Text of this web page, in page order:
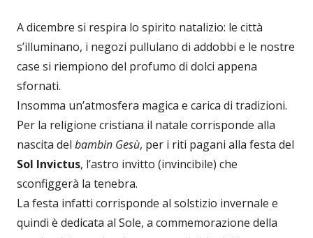
A dicembre si respira lo spirito natalizio: le città
s’illuminano, i negozi pullulano di addobbi e le nostre
case si riempiono del profumo di dolci appena
sfornati.
Insomma un’atmosfera magica e carica di tradizioni.
Per la religione cristiana il natale corrisponde alla
nascita del bambin Gesù, per i riti pagani alla festa del
Sol Invictus, l’astro invitto (invincibile) che
sconfiggerà la tenebra.
La festa infatti corrisponde al solstizio invernale e
quindi è dedicata al Sole, a commemorazione della